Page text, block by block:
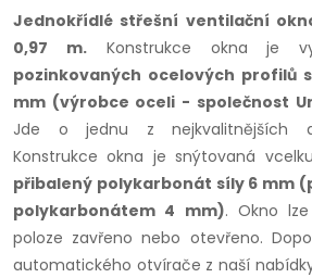
Jednokřídlé střešní ventilační
0,97 m.Konstrukce okna je
pozinkovaných ocelových profilů
mm (výrobce oceli - společnost
Jde o jednu z nejkvalitnějších
Konstrukce okna je snýtovaná
přibalený polykarbonát síly 6 mm
polykarbonátem 4 mm). Okno
poloze zavřeno nebo otevřeno.
automatického otvírače z naší